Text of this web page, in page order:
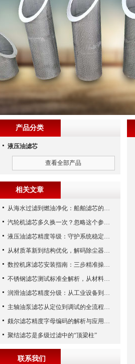
产品分类
液压油滤芯
查看全部产品
相关文章
从海水过滤到燃油净化：船舶滤芯的多场景应用解析
汽轮机滤芯多久换一次？忽略这个参数，机组非停损失可能上百万！
液压油滤芯精度等级：守护系统稳定与寿命的“微米标尺”
从材质革新到结构优化，解码除尘器滤芯性能跃升的核心逻辑
数控机床滤芯安装指南：三步精准操作，杜绝设备“亚健康”
不锈钢滤芯测试标准全解析，从材料性能到应用场景的严苛验证
润滑油滤芯精度分级：从工业设备到精密系统的过滤密码
主轴油泵滤芯从定位到调试的全流程解析
颇尔滤芯精度字母编码的解析与应用指南
聚结滤芯是多级过滤中的“顶梁柱”
联系我们